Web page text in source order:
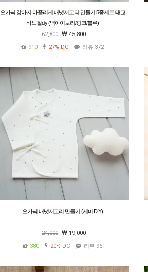
오가닉 강아지 아플리케 배냇저고리 만들기 5종세트 태교
바느질diy (백아이보리/핑크/블루)
62,800
45,800
910
27% DC 리뷰 372
오가닉 배냇저고리 만들기 (세미 DIY)
24,000
19,000
380
20% DC 리뷰 96